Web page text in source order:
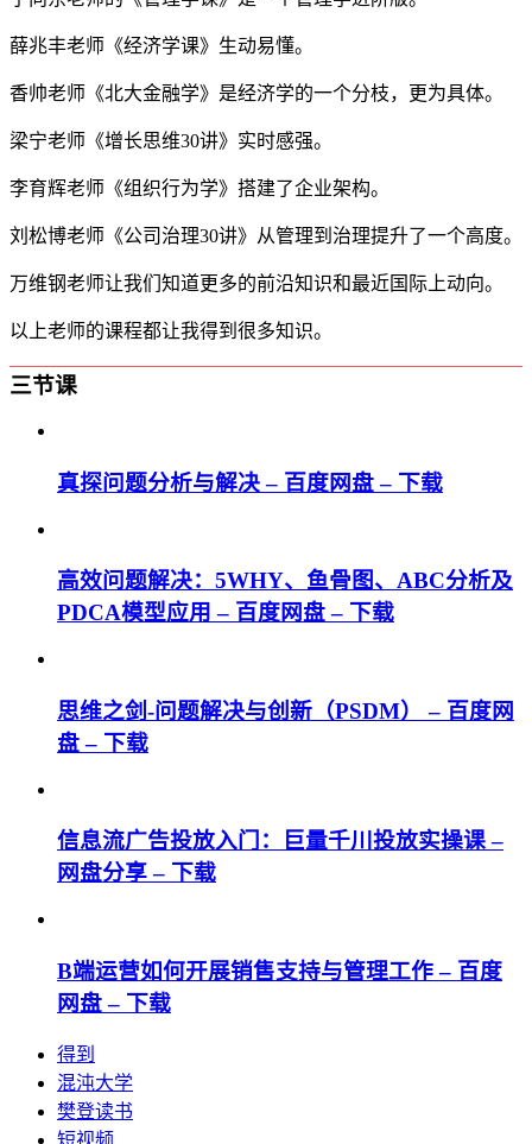
薛兆丰老师《经济学课》生动易懂。
香帅老师《北大金融学》是经济学的一个分枝，更为具体。
梁宁老师《增长思维30讲》实时感强。
李育辉老师《组织行为学》搭建了企业架构。
刘松博老师《公司治理30讲》从管理到治理提升了一个高度。
万维钢老师让我们知道更多的前沿知识和最近国际上动向。
以上老师的课程都让我得到很多知识。
三节课
真探问题分析与解决 – 百度网盘 – 下载
高效问题解决：5WHY、鱼骨图、ABC分析及
PDCA模型应用 – 百度网盘 – 下载
思维之剑-问题解决与创新（PSDM） – 百度网
盘 – 下载
信息流广告投放入门：巨量千川投放实操课 –
网盘分享 – 下载
B端运营如何开展销售支持与管理工作 – 百度
网盘 – 下载
得到
混沌大学
樊登读书